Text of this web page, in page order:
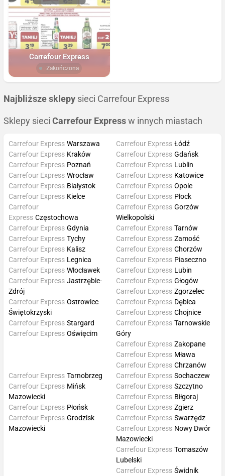
Carrefour Express
Zakończona
Najbliższe sklepy sieci Carrefour Express
Sklepy sieci Carrefour Express w innych miastach
Carrefour Express Warszawa
Carrefour Express Kraków
Carrefour Express Poznań
Carrefour Express Wrocław
Carrefour Express Łódź
Carrefour Express Gdańsk
Carrefour Express Lublin
Carrefour Express Katowice
Carrefour Express Białystok
Carrefour Express Kielce
Carrefour
Express Częstochowa
Carrefour Express Gdynia
Carrefour Express Opole
Carrefour Express Płock
Carrefour Express Gorzów
Wielkopolski
Carrefour Express Tarnów
Carrefour Express Tychy
Carrefour Express Kalisz
Carrefour Express Legnica
Carrefour Express Włocławek
Carrefour Express Zamość
Carrefour Express Chorzów
Carrefour Express Piaseczno
Carrefour Express Lubin
Carrefour Express Jastrzębie-
Zdrój
Carrefour Express Ostrowiec
Świętokrzyski
Carrefour Express Stargard
Carrefour Express Oświęcim
Carrefour Express Głogów
Carrefour Express Zgorzelec
Carrefour Express Dębica
Carrefour Express Chojnice
Carrefour Express Tarnowskie
Góry
Carrefour Express Zakopane
Carrefour Express Mława
Carrefour Express Chrzanów
Carrefour Express Tarnobrzeg
Carrefour Express Mińsk
Mazowiecki
Carrefour Express Płońsk
Carrefour Express Grodzisk
Mazowiecki
Carrefour Express Sochaczew
Carrefour Express Szczytno
Carrefour Express Biłgoraj
Carrefour Express Zgierz
Carrefour Express Swarzędz
Carrefour Express Nowy Dwór
Mazowiecki
Carrefour Express Tomaszów
Lubelski
Carrefour Express Świdnik